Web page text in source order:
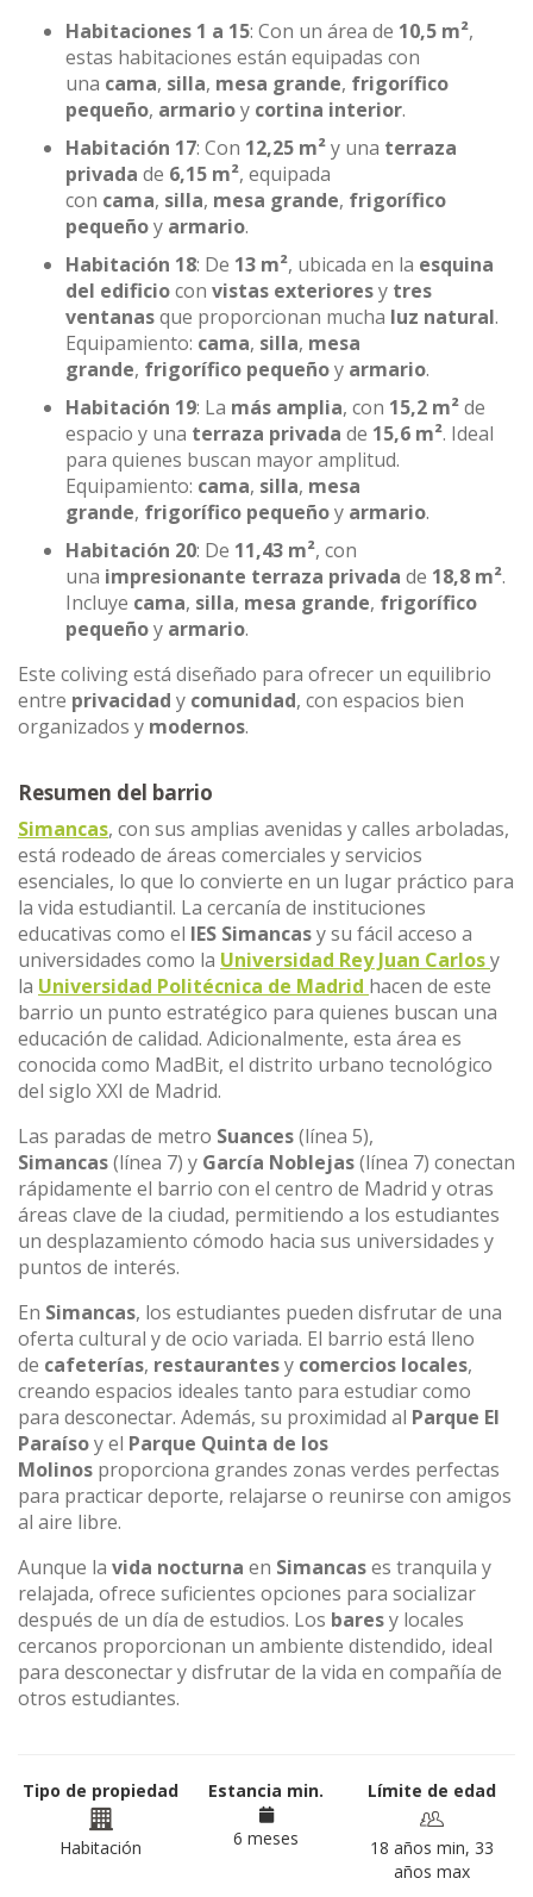
Habitaciones 1 a 15: Con un área de 10,5 m²,
estas habitaciones están equipadas con
una cama, silla, mesa grande, frigorífico
pequeño, armarioy cortina interior.
Habitación 17: Con 12,25 m²y una terraza
privada de 6,15 m², equipada
con cama, silla, mesa grande, frigorífico
pequeñoy armario.
Habitación 18: De 13 m², ubicada en la esquina
del edificiocon vistas exterioresy tres
ventanasque proporcionan mucha luz natural.
Equipamiento: cama, silla, mesa
grande, frigorífico pequeñoy armario.
Habitación 19: La más amplia, con 15,2 m²de
espacio y una terraza privada de 15,6 m². Ideal
para quienes buscan mayor amplitud.
Equipamiento: cama, silla, mesa
grande, frigorífico pequeñoy armario.
Habitación 20: De 11,43 m², con
una impresionante terraza privada de 18,8 m².
Incluye cama, silla, mesa grande, frigorífico
pequeñoy armario.
Este coliving está diseñado para ofrecer un equilibrio
entre privacidad y comunidad, con espacios bien
organizados y modernos.
Resumen del barrio
Simancas, con sus amplias avenidas y calles arboladas,
está rodeado de áreas comerciales y servicios
esenciales, lo que lo convierte en un lugar práctico para
la vida estudiantil. La cercanía de instituciones
educativas como el IES Simancasy su fácil acceso a
universidades como la Universidad Rey Juan Carlosy
la Universidad Politécnica de Madrid hacen de este
barrio un punto estratégico para quienes buscan una
educación de calidad. Adicionalmente, esta área es
conocida como MadBit, el distrito urbano tecnológico
del siglo XXI de Madrid.
Las paradas de metro Suances(línea 5),
Simancas(línea 7) y García Noblejas(línea 7) conectan
rápidamente el barrio con el centro de Madrid y otras
áreas clave de la ciudad, permitiendo a los estudiantes
un desplazamiento cómodo hacia sus universidades y
puntos de interés.
En Simancas, los estudiantes pueden disfrutar de una
oferta cultural y de ocio variada. El barrio está lleno
de cafeterías, restaurantesy comercios locales,
creando espacios ideales tanto para estudiar como
para desconectar. Además, su proximidad al Parque El
Paraísoy el Parque Quinta de los
Molinos proporciona grandes zonas verdes perfectas
para practicar deporte, relajarse o reunirse con amigos
al aire libre.
Aunque la vida nocturna en Simancases tranquila y
relajada, ofrece suficientes opciones para socializar
después de un día de estudios. Los baresy locales
cercanos proporcionan un ambiente distendido, ideal
para desconectar y disfrutar de la vida en compañía de
otros estudiantes.
Tipo de propiedad
Habitación
Estancia min.
6 meses
Límite de edad
18 años min, 33
años max